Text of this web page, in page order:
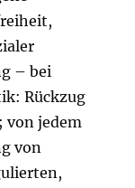
– bei
Rückzug
von jedem
von